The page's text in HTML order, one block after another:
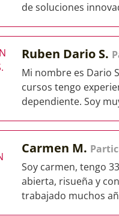
de soluciones
Ruben Dario S.
Mi nombre es Dario
cursos tengo
dependiente. Soy
Carmen M.
Soy carmen, tengo
abierta, risueña y
trabajado muchos